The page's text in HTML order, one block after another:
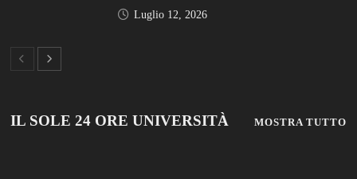
Luglio 12, 2026
IL SOLE 24 ORE UNIVERSITÀ MOSTRA TUTTO